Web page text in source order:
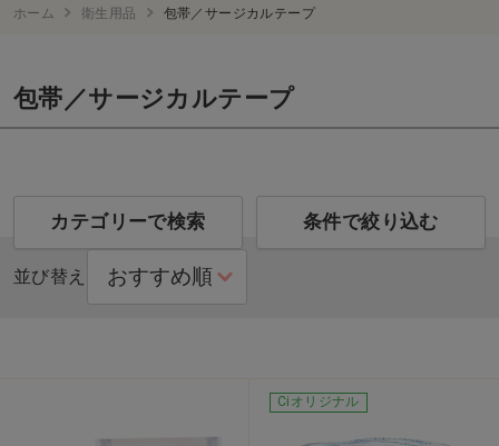
ホーム 衛生用品 包帯／サージカルテープ
包帯／サージカルテープ
カテゴリーで検索 条件で絞り込む
並び替え
Ciオリジナル